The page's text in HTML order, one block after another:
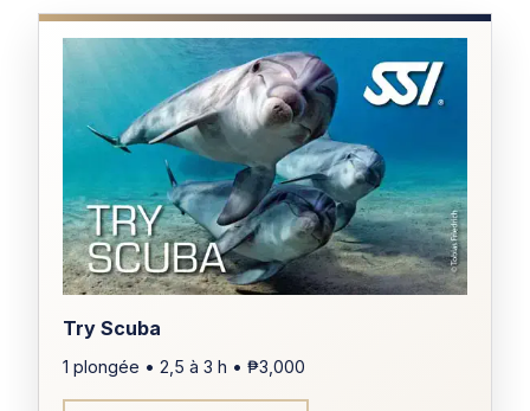
Try Scuba
1 plongée • 2,5 à 3 h • ₱3,000